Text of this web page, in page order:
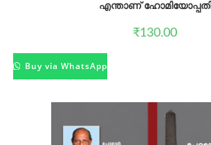
എന്താണ് ഹോമിയോപ്പതി
₹130.00
Buy via WhatsApp